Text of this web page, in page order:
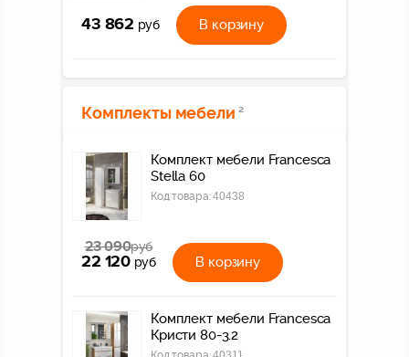
43 862 руб В корзину
Комплекты мебели 2
Комплект мебели Francesca
Stella 60
Код товара:40438
23 090руб
22 120 руб В корзину
Комплект мебели Francesca
Кристи 80-3.2